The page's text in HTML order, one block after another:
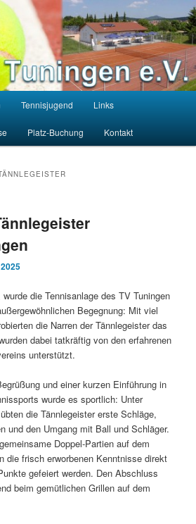
e.V.
Tuningen e.V.
Tennisjugend Links
Platz-Buchung Kontakt
die Tennisanlage des TV Tuningen
Begegnung: Mit viel
die Narren der Tännlegeister das
dabei tatkräftig von den erfahrenen
unterstützt.
und einer kurzen Einführung in
wurde es sportlich: Unter
die Tännlegeister erste Schläge,
und den Umgang mit Ball und Schläger.
Doppel-Partien auf dem
die frisch erworbenen Kenntnisse direkt
gefeiert werden. Den Abschluss
beim gemütlichen Grillen auf dem